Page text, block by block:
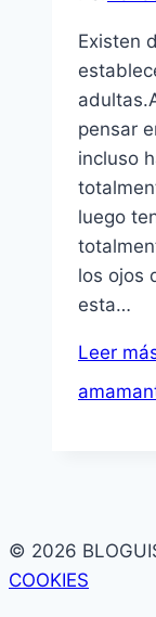
Existen
pensar
incluso
luego
los ojos
esta…
Leer
© 2026
COOKIES